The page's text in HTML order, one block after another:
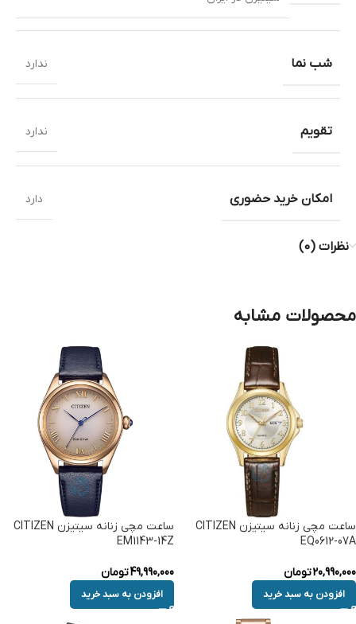
شب نما ندارد
تقویم ندارد
امکان خرید حضوری دارد
نظرات (0)
محصولات مشابه
ساعت مچی زنانه سیتیزن CITIZEN
EQ0612-07A
20,990,000تومان
افزودن به سبد خرید
ساعت مچی زنانه سیتیزن CITIZEN
EM1143-14Z
49,990,000تومان
افزودن به سبد خرید